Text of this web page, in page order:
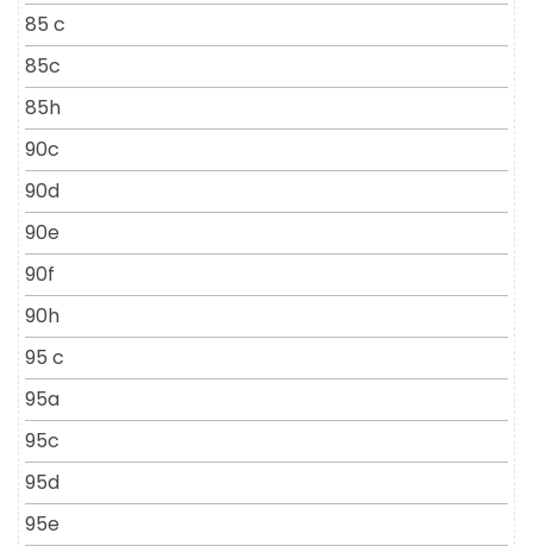
85 c
85c
85h
90c
90d
90e
90f
90h
95 c
95a
95c
95d
95e